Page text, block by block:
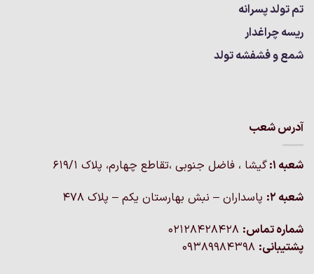
تم تولد پسرانه
ریسه چراغدار
شمع و فشفشه تولد
آدرس شعب
شعبه 1:
گيشا ، فاضل جنوبی ،تقاطع چهارم، پلاک 619/1
شعبه 2:
پاسداران – نبش بهارستان یکم – پلاک ۴۷۸
شماره تماس:
پشتیبانی: